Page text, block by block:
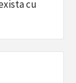
cu